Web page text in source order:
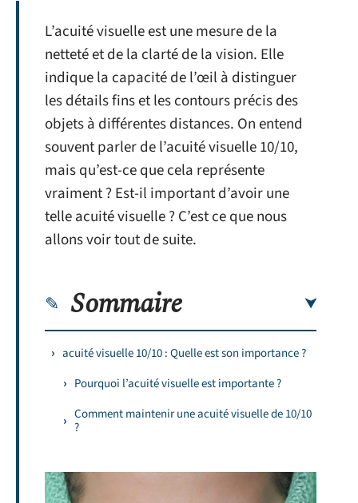
L’acuité visuelle est une mesure de la
netteté et de la clarté de la vision. Elle
indique la capacité de l’œil à distinguer
les détails fins et les contours précis des
objets à différentes distances. On entend
souvent parler de l’acuité visuelle 10/10,
mais qu’est-ce que cela représente
vraiment ? Est-il important d’avoir une
telle acuité visuelle ? C’est ce que nous
allons voir tout de suite.
Sommaire
acuité visuelle 10/10 : Quelle est son importance ?
Pourquoi l’acuité visuelle est importante ?
Comment maintenir une acuité visuelle de 10/10
?